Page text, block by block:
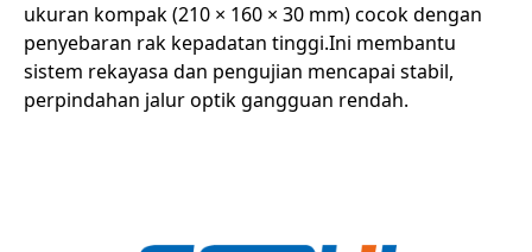
ukuran kompak (210 × 160 × 30 mm) cocok dengan
penyebaran rak kepadatan tinggi.Ini membantu
sistem rekayasa dan pengujian mencapai stabil,
perpindahan jalur optik gangguan rendah.